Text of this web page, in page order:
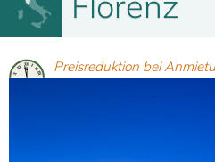
Preisreduktion bei